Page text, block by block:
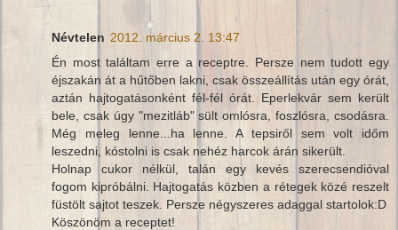
Névtelen 2012. március 2. 13:47
Én most találtam erre a receptre. Persze nem tudott egy
éjszakán át a hűtőben lakni, csak összeállítás után egy órát,
aztán hajtogatásonként fél-fél órát. Eperlekvár sem került
bele, csak úgy "mezitláb" sült omlósra, foszlósra, csodásra.
Még meleg lenne...ha lenne. A tepsiről sem volt időm
leszedni, kóstolni is csak nehéz harcok árán sikerült.
Holnap cukor nélkül, talán egy kevés szerecsendióval
fogom kipróbálni. Hajtogatás közben a rétegek közé reszelt
füstölt sajtot teszek. Persze négyszeres adaggal startolok:D
Köszönöm a receptet!